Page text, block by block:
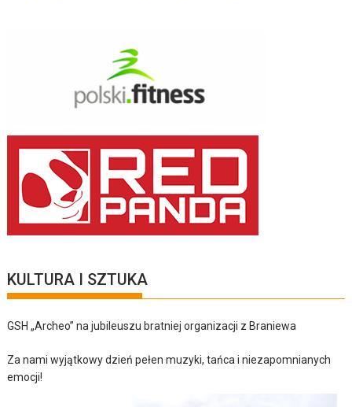
KULTURA I SZTUKA
GSH „Archeo” na jubileuszu bratniej organizacji z Braniewa
Za nami wyjątkowy dzień pełen muzyki, tańca i niezapomnianych
emocji!